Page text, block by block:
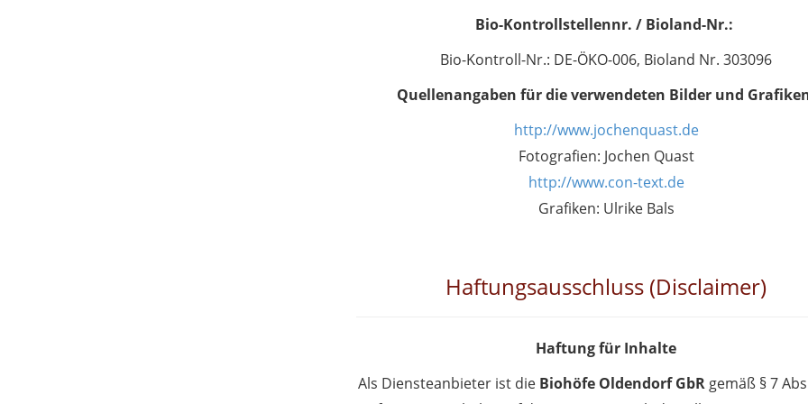
Bio-Kontrollstellennr. / Bioland-Nr.:
Bio-Kontroll-Nr.: DE-ÖKO-006, Bioland Nr. 303096
Quellenangaben für die verwendeten Bilder und
http://www.jochenquast.de
Fotografien: Jochen Quast
http://www.con-text.de
Grafiken: Ulrike Bals
Haftungsausschluss (Disclaimer)
Haftung für Inhalte
Als Diensteanbieter ist die Biohöfe Oldendorf GbR gemäß § 7